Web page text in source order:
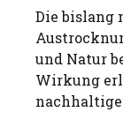
Die bislang
und Natur
Wirkung